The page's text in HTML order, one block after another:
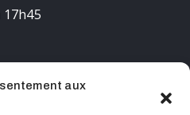
aux
17h45